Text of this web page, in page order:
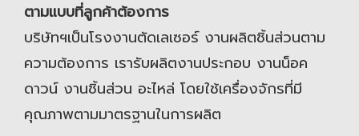
ตามแบบที่ลูกค้าต้องการ
บริษัทฯเป็นโรงงานตัดเลเซอร์ งานผลิตชิ้นส่วนตาม
ความต้องการ เรารับผลิตงานประกอบ งานน็อค
ดาวน์ งานชิ้นส่วน อะไหล่ โดยใช้เครื่องจักรที่มี
คุณภาพตามมาตรฐานในการผลิต